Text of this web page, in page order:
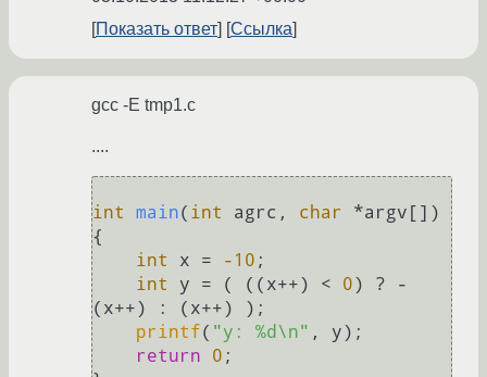
Показать ответ
Ссылка
gcc -E tmp1.c
....
int main( int agrc, char *argv[])
{
int
x = -10 ;
int
y = ( ((x++) < 0) ? -
(x++) : (x++) );
printf( "y: %d\n" , y);
return
0 ;